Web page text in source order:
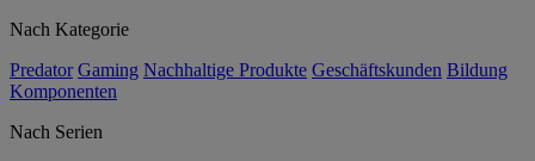
Nach Kategorie
Predator Gaming Nachhaltige Produkte Geschäftskunden Bildung
Komponenten
Nach Serien